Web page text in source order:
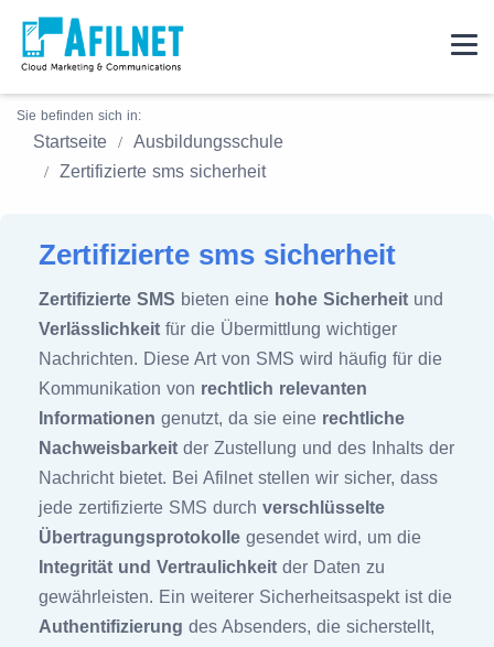
Sie befinden sich in:
Startseite
Ausbildungsschule
Zertifizierte sms sicherheit
Zertifizierte sms sicherheit
Zertifizierte SMS bieten eine hohe Sicherheit und
Verlässlichkeit für die Übermittlung wichtiger
Nachrichten. Diese Art von SMS wird häufig für die
Kommunikation von rechtlich relevanten
Informationen genutzt, da sie eine rechtliche
Nachweisbarkeit der Zustellung und des Inhalts der
Nachricht bietet. Bei Afilnet stellen wir sicher, dass
jede zertifizierte SMS durch verschlüsselte
Übertragungsprotokolle gesendet wird, um die
Integrität und Vertraulichkeit der Daten zu
gewährleisten. Ein weiterer Sicherheitsaspekt ist die
Authentifizierung des Absenders, die sicherstellt,